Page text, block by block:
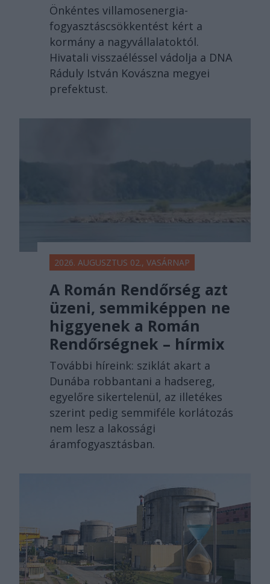
Önkéntes villamosenergia-
fogyasztáscsökkentést kért a
kormány a nagyvállalatoktól.
Hivatali visszaéléssel vádolja a DNA
Ráduly István Kovászna megyei
prefektust.
2026. AUGUSZTUS 02., VASÁRNAP
A Román Rendőrség azt
üzeni, semmiképpen ne
higgyenek a Román
Rendőrségnek – hírmix
További híreink: sziklát akart a
Dunába robbantani a hadsereg,
egyelőre sikertelenül, az illetékes
szerint pedig semmiféle korlátozás
nem lesz a lakossági
áramfogyasztásban.